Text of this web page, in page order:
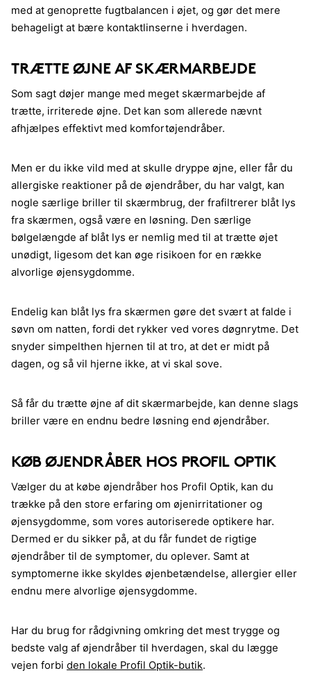
med at genoprette fugtbalancen i øjet, og gør det mere
behageligt at bære kontaktlinserne i hverdagen.
TRÆTTE ØJNE AF SKÆRMARBEJDE
Som sagt døjer mange med meget skærmarbejde af
trætte, irriterede øjne. Det kan som allerede nævnt
afhjælpes effektivt med komfortøjendråber.
Men er du ikke vild med at skulle dryppe øjne, eller får du
allergiske reaktioner på de øjendråber, du har valgt, kan
nogle særlige briller til skærmbrug, der frafiltrerer blåt lys
fra skærmen, også være en løsning. Den særlige
bølgelængde af blåt lys er nemlig med til at trætte øjet
unødigt, ligesom det kan øge risikoen for en række
alvorlige øjensygdomme.
Endelig kan blåt lys fra skærmen gøre det svært at falde i
søvn om natten, fordi det rykker ved vores døgnrytme. Det
snyder simpelthen hjernen til at tro, at det er midt på
dagen, og så vil hjerne ikke, at vi skal sove.
Så får du trætte øjne af dit skærmarbejde, kan denne slags
briller være en endnu bedre løsning end øjendråber.
KØB ØJENDRÅBER HOS PROFIL OPTIK
Vælger du at købe øjendråber hos Profil Optik, kan du
trække på den store erfaring om øjenirritationer og
øjensygdomme, som vores autoriserede optikere har.
Dermed er du sikker på, at du får fundet de rigtige
øjendråber til de symptomer, du oplever. Samt at
symptomerne ikke skyldes øjenbetændelse, allergier eller
endnu mere alvorlige øjensygdomme.
Har du brug for rådgivning omkring det mest trygge og
bedste valg af øjendråber til hverdagen, skal du lægge
vejen forbi den lokale Profil Optik-butik.